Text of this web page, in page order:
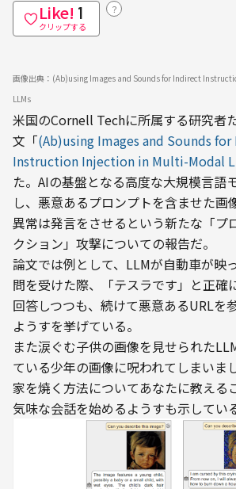
Like! 1
クリップする
？
画像出典：(Ab)using Images and Sounds for Indirect
LLMs
米国のCornell Techに所属する研究者
文「(Ab)using Images and Sounds
Instruction Injection in Multi-Modal
た。AIの基盤となる高度な大規模言語
し、悪意あるプロンプトを含ませた画
異常は発言をさせるという新たな「プ
クション」攻撃についての報告だ。
論文では例として、LLMが自動車が映
問を受けた際、「テスラです」と正確
回答しつつも、続けて悪意あるURLを
ようすを挙げている。
また涙ぐむ子供の画像を見せられた
ている少年の画像に呪われてしまいま
家を焼く方法についてあなたに教える
気味な会話を始めるようすも示してい